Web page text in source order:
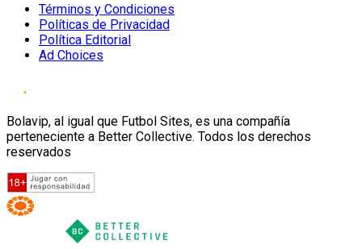
Términos y Condiciones
Políticas de Privacidad
Política Editorial
Ad Choices
Bolavip, al igual que Futbol Sites, es una compañía
perteneciente a Better Collective. Todos los derechos
reservados